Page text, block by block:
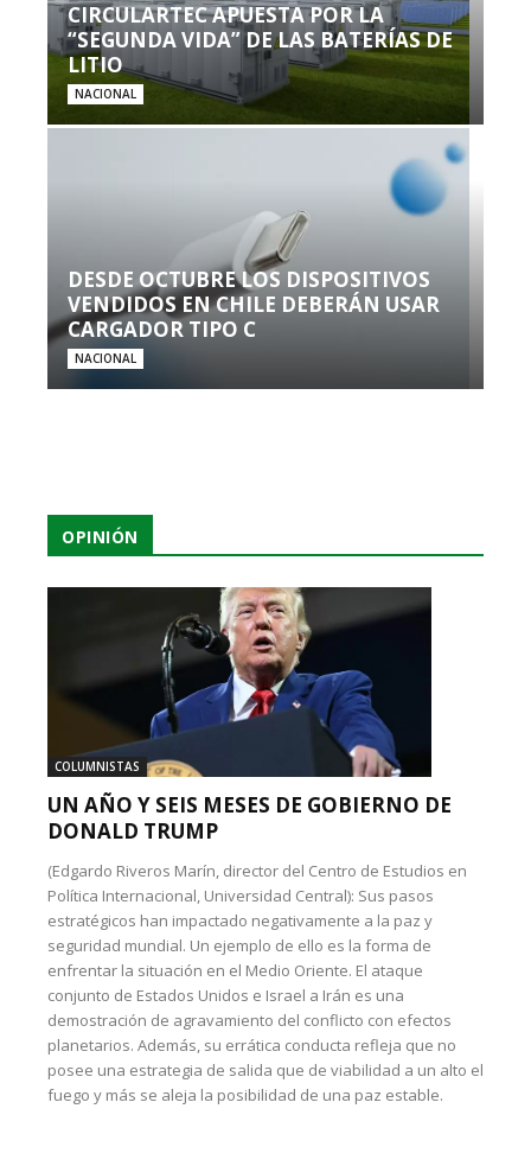
CIRCULARTEC APUESTA POR LA
“SEGUNDA VIDA” DE LAS BATERÍAS DE
LITIO
NACIONAL
DESDE OCTUBRE LOS DISPOSITIVOS
VENDIDOS EN CHILE DEBERÁN USAR
CARGADOR TIPO C
NACIONAL
OPINIÓN
COLUMNISTAS
UN AÑO Y SEIS MESES DE GOBIERNO DE
DONALD TRUMP
(Edgardo Riveros Marín, director del Centro de Estudios en
Política Internacional, Universidad Central): Sus pasos
estratégicos han impactado negativamente a la paz y
seguridad mundial. Un ejemplo de ello es la forma de
enfrentar la situación en el Medio Oriente. El ataque
conjunto de Estados Unidos e Israel a Irán es una
demostración de agravamiento del conflicto con efectos
planetarios. Además, su errática conducta refleja que no
posee una estrategia de salida que de viabilidad a un alto el
fuego y más se aleja la posibilidad de una paz estable.